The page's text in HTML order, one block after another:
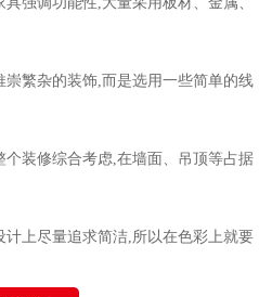
繁杂的装饰,而是选用一些简单的线
装修综合考虑,在墙面、吊顶等占据
上尽量追求简洁,所以在色彩上就要